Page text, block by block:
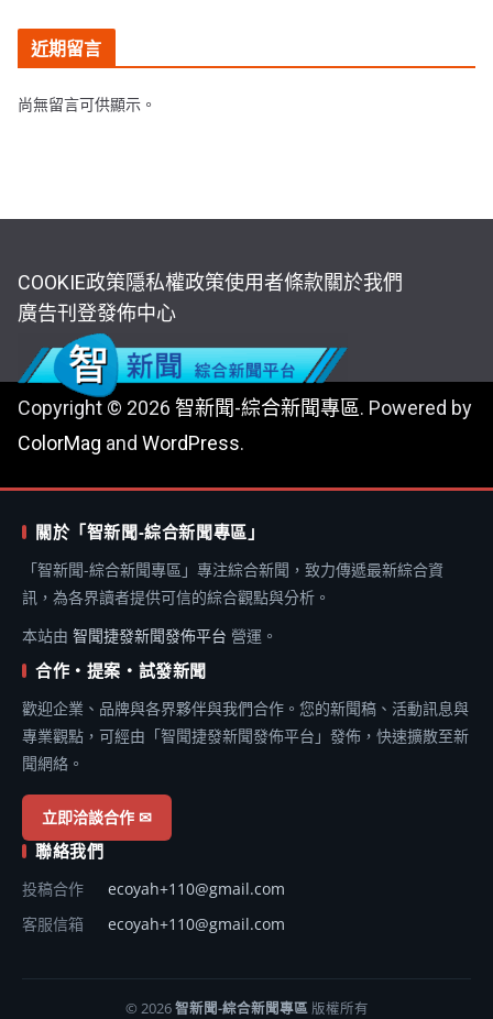
近期留言
尚無留言可供顯示。
COOKIE政策隱私權政策使用者條款關於我們
廣告刊登發佈中心
Copyright © 2026 智新聞-綜合新聞專區. Powered by
ColorMag and WordPress.
關於「智新聞-綜合新聞專區」
「智新聞-綜合新聞專區」專注綜合新聞，致力傳遞最新綜合資
訊，為各界讀者提供可信的綜合觀點與分析。
本站由 智聞捷發新聞發佈平台 營運。
合作・提案・試發新聞
歡迎企業、品牌與各界夥伴與我們合作。您的新聞稿、活動訊息與
專業觀點，可經由「智聞捷發新聞發佈平台」發佈，快速擴散至新
聞網絡。
立即洽談合作 ✉
聯絡我們
投稿合作
ecoyah+110@gmail.com
客服信箱
ecoyah+110@gmail.com
© 2026智新聞-綜合新聞專區版權所有